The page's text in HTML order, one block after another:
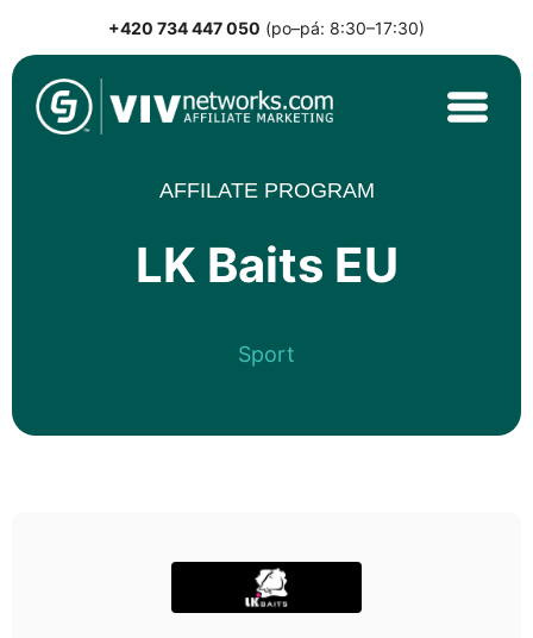
to
content
+420 734 447 050 (po–pá: 8:30–17:30)
VIVnetworks.com
Nejvýkonnější affiliate síť v CEE
AFFILATE PROGRAM
LK Baits EU
Sport